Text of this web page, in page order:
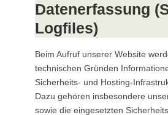
Datenerfassung
Logfiles)
Beim Aufruf unserer Website
technischen Gründen
Sicherheits- und Hosting-
Dazu gehören insbesondere
sowie die eingesetzten